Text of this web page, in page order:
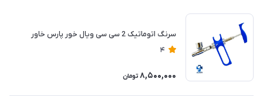
سرنگ اتوماتیک 2 سی سی ویال خور پارس خاور
4
8,500,000 تومان